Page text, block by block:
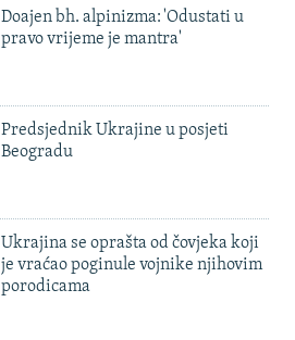
Doajen bh. alpinizma: 'Odustati u
pravo vrijeme je mantra'
Predsjednik Ukrajine u posjeti
Beogradu
Ukrajina se oprašta od čovjeka koji
je vraćao poginule vojnike njihovim
porodicama